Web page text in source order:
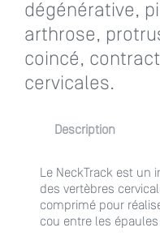
dégénérative,
arthrose,
coincé,
cervicales.
Description
Le NeckTrack est un
des vertèbres
comprimé pour
cou entre les